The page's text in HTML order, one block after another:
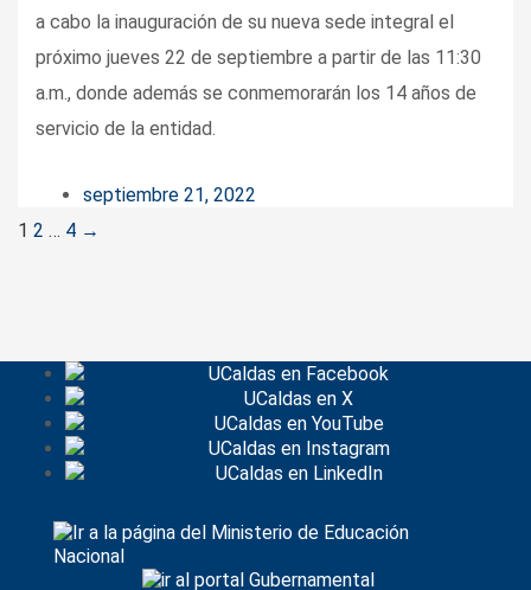
a cabo la inauguración de su nueva sede integral el
próximo jueves 22 de septiembre a partir de las 11:30
a.m., donde además se conmemorarán los 14 años de
servicio de la entidad.
septiembre 21, 2022
Posts
1 2 … 4 →